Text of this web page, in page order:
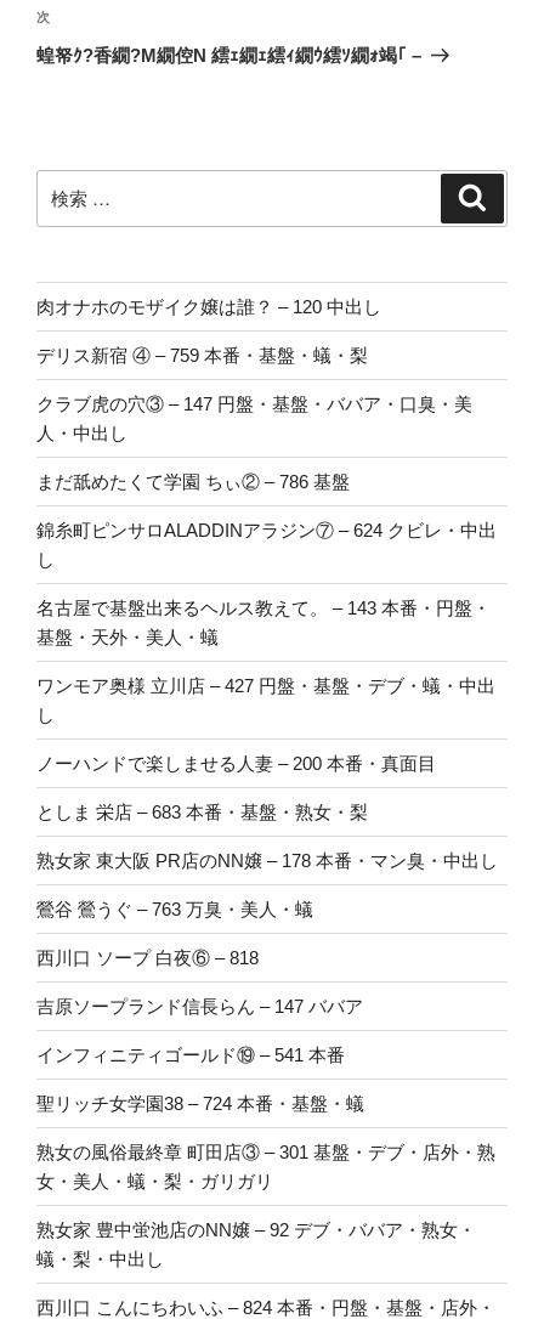
ビ
ゲ
ン
投
稿
次
の
次
蝗帑ｸ?香繝?Μ繝倥Ν 繧ｪ繝ｪ繧ｨ繝ｳ繧ｿ繝ｫ竭｢ –
索:
肉オナホのモザイク嬢は誰？ – 120 中出し
デリス新宿 ④ – 759 本番・基盤・蟻・梨
クラブ虎の穴③ – 147 円盤・基盤・ババア・口臭・美
人・中出し
まだ舐めたくて学園 ちぃ② – 786 基盤
錦糸町ピンサロALADDINアラジン⑦ – 624 クビレ・中出
し
名古屋で基盤出来るヘルス教えて。 – 143 本番・円盤・
基盤・天外・美人・蟻
ワンモア奥様 立川店 – 427 円盤・基盤・デブ・蟻・中出
し
ノーハンドで楽しませる人妻 – 200 本番・真面目
としま 栄店 – 683 本番・基盤・熟女・梨
熟女家 東大阪 PR店のNN嬢 – 178 本番・マン臭・中出し
鶯谷 鶯うぐ – 763 万臭・美人・蟻
西川口 ソープ 白夜⑥ – 818
吉原ソープランド信長らん – 147 ババア
インフィニティゴールド⑲ – 541 本番
聖リッチ女学園38 – 724 本番・基盤・蟻
熟女の風俗最終章 町田店③ – 301 基盤・デブ・店外・熟
女・美人・蟻・梨・ガリガリ
熟女家 豊中蛍池店のNN嬢 – 92 デブ・ババア・熟女・
蟻・梨・中出し
西川口 こんにちわいふ – 824 本番・円盤・基盤・店外・